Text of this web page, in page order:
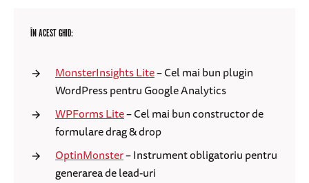
ÎN ACEST GHID:
MonsterInsights Lite– Cel mai bun plugin
WordPress pentru Google Analytics
WPForms Lite– Cel mai bun constructor de
formulare drag & drop
OptinMonster– Instrument obligatoriu pentru
generarea de lead-uri